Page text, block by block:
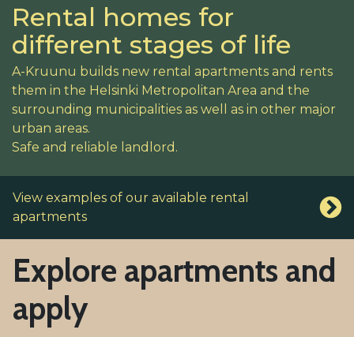
Rental homes for
different stages of life
A-Kruunu builds new rental apartments and rents
them in the Helsinki Metropolitan Area and the
surrounding municipalities as well as in other major
urban areas.
Safe and reliable landlord.
View examples of our available rental
apartments
Explore apartments and
apply